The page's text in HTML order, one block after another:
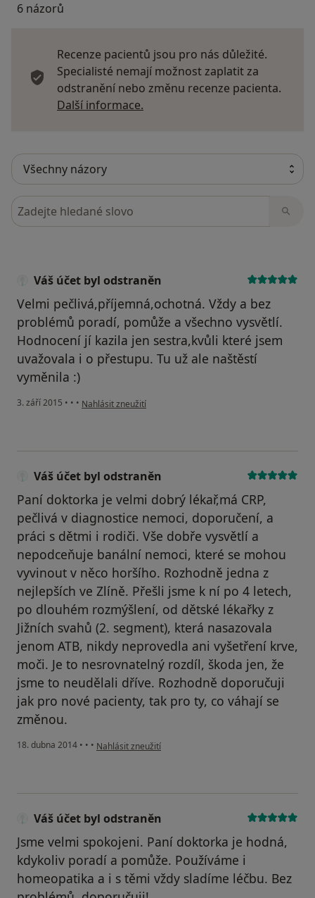
6 názorů
Recenze pacientů jsou pro nás důležité.
Specialisté nemají možnost zaplatit za
odstranění nebo změnu recenze pacienta.
Další informace.
Hledejte v názorech
Váš účet byl odstraněn
Velmi pečlivá,příjemná,ochotná. Vždy a bez
problémů poradí, pomůže a všechno vysvětlí.
Hodnocení jí kazila jen sestra,kvůli které jsem
uvažovala i o přestupu. Tu už ale naštěstí
vyměnila :)
3. září 2015 • • • podle názoru uživatele Váš účet byl odstraněn
Nahlásit zneužití
Váš účet byl odstraněn
Paní doktorka je velmi dobrý lékař,má CRP,
pečlivá v diagnostice nemoci, doporučení, a
práci s dětmi i rodiči. Vše dobře vysvětlí a
nepodceňuje banální nemoci, které se mohou
vyvinout v něco horšího. Rozhodně jedna z
nejlepších ve Zlíně. Přešli jsme k ní po 4 letech,
po dlouhém rozmýšlení, od dětské lékařky z
Jižních svahů (2. segment), která nasazovala
jenom ATB, nikdy neprovedla ani vyšetření krve,
moči. Je to nesrovnatelný rozdíl, škoda jen, že
jsme to neudělali dříve. Rozhodně doporučuji
jak pro nové pacienty, tak pro ty, co váhají se
změnou.
18. dubna 2014 • • • podle názoru uživatele Váš účet byl odstraněn
Nahlásit zneužití
Váš účet byl odstraněn
Jsme velmi spokojeni. Paní doktorka je hodná,
kdykoliv poradí a pomůže. Používáme i
homeopatika a i s těmi vždy sladíme léčbu. Bez